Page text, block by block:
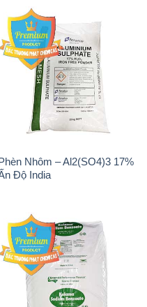
Nhôm – Al2(SO4)3 17%
Độ India